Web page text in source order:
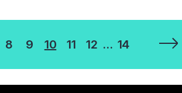
8 9 10 11 12 … 14